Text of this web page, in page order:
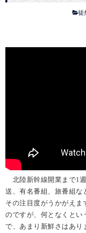
徒
北陸新幹線開業まで1
送、有名番組、旅番組な
その注目度がうかがえま
のですが、何となくとい
で、あまり新鮮さはあり